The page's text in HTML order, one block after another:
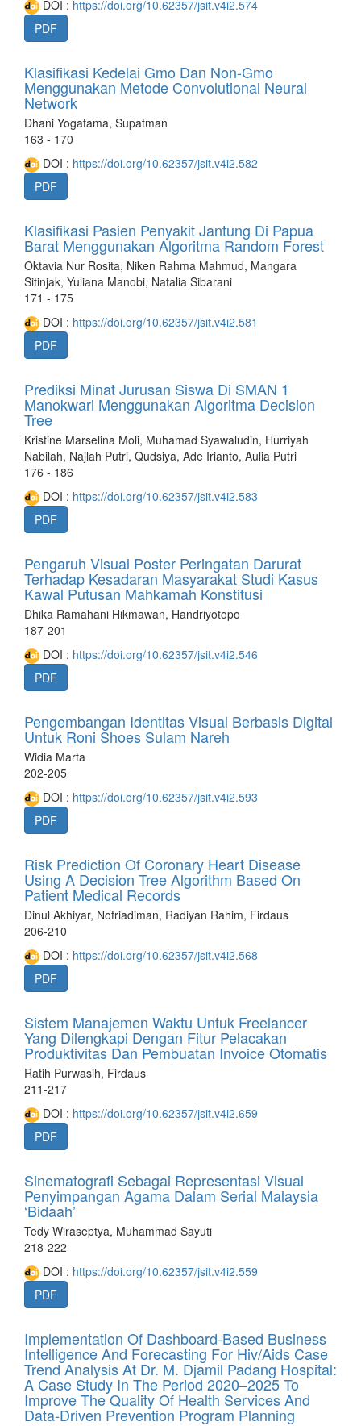
DOI : https://doi.org/10.62357/jsit.v4i2.574
PDF
Klasifikasi Kedelai Gmo Dan Non-Gmo
Menggunakan Metode Convolutional Neural
Network
Dhani Yogatama, Supatman
163 - 170
DOI : https://doi.org/10.62357/jsit.v4i2.582
PDF
Klasifikasi Pasien Penyakit Jantung Di Papua
Barat Menggunakan Algoritma Random Forest
Oktavia Nur Rosita, Niken Rahma Mahmud, Mangara
Sitinjak, Yuliana Manobi, Natalia Sibarani
171 - 175
DOI : https://doi.org/10.62357/jsit.v4i2.581
PDF
Prediksi Minat Jurusan Siswa Di SMAN 1
Manokwari Menggunakan Algoritma Decision
Tree
Kristine Marselina Moli, Muhamad Syawaludin, Hurriyah
Nabilah, Najlah Putri, Qudsiya, Ade Irianto, Aulia Putri
176 - 186
DOI : https://doi.org/10.62357/jsit.v4i2.583
PDF
Pengaruh Visual Poster Peringatan Darurat
Terhadap Kesadaran Masyarakat Studi Kasus
Kawal Putusan Mahkamah Konstitusi
Dhika Ramahani Hikmawan, Handriyotopo
187-201
DOI : https://doi.org/10.62357/jsit.v4i2.546
PDF
Pengembangan Identitas Visual Berbasis Digital
Untuk Roni Shoes Sulam Nareh
Widia Marta
202-205
DOI : https://doi.org/10.62357/jsit.v4i2.593
PDF
Risk Prediction Of Coronary Heart Disease
Using A Decision Tree Algorithm Based On
Patient Medical Records
Dinul Akhiyar, Nofriadiman, Radiyan Rahim, Firdaus
206-210
DOI : https://doi.org/10.62357/jsit.v4i2.568
PDF
Sistem Manajemen Waktu Untuk Freelancer
Yang Dilengkapi Dengan Fitur Pelacakan
Produktivitas Dan Pembuatan Invoice Otomatis
Ratih Purwasih, Firdaus
211-217
DOI : https://doi.org/10.62357/jsit.v4i2.659
PDF
Sinematografi Sebagai Representasi Visual
Penyimpangan Agama Dalam Serial Malaysia
‘Bidaah’
Tedy Wiraseptya, Muhammad Sayuti
218-222
DOI : https://doi.org/10.62357/jsit.v4i2.559
PDF
Implementation Of Dashboard-Based Business
Intelligence And Forecasting For Hiv/Aids Case
Trend Analysis At Dr. M. Djamil Padang Hospital:
A Case Study In The Period 2020–2025 To
Improve The Quality Of Health Services And
Data-Driven Prevention Program Planning